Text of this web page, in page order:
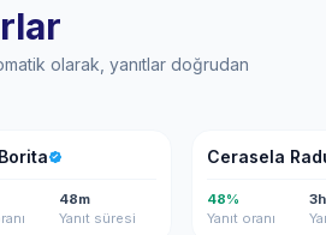
olarak, yanıtlar doğrudan
48m
Yanıt süresi
CR
Cerasela
48%
Yanıt oranı